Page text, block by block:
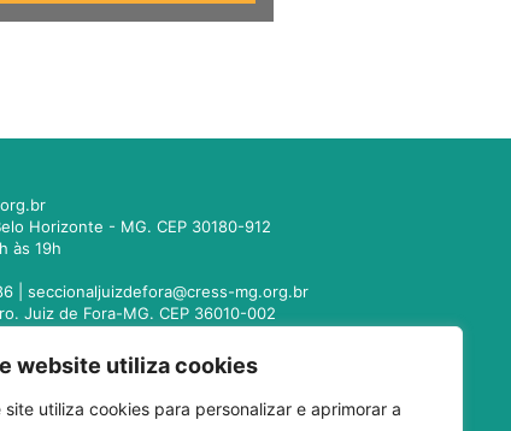
website utiliza cookies
site utiliza cookies para personalizar e aprimorar a
Horizonte - MG. CEP 30180-912
às 19h
|seccionaljuizdefora@cress-mg.org.br
Juiz de Fora-MG. CEP 36010-002
19h
9358 |seccionalmontesclaros@cress-
Montes Claros - MG. CEP 39400-104